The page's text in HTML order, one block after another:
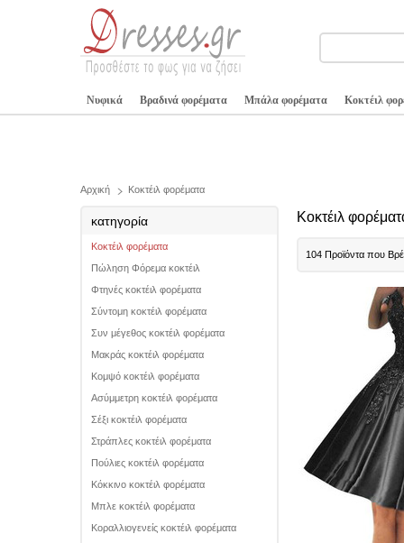
Νυφικά Βραδινά φορέματα Μπάλα φορέματα Κοκτέιλ
Αρχική Κοκτέιλ φορέματα
κατηγορία
Κοκτέιλ φορέματα
Πώληση Φόρεμα κοκτέιλ
Φτηνές κοκτέιλ φορέματα
Σύντομη κοκτέιλ φορέματα
Συν μέγεθος κοκτέιλ φορέματα
Μακράς κοκτέιλ φορέματα
Κομψό κοκτέιλ φορέματα
Ασύμμετρη κοκτέιλ φορέματα
Σέξι κοκτέιλ φορέματα
Στράπλες κοκτέιλ φορέματα
Πούλιες κοκτέιλ φορέματα
Κόκκινο κοκτέιλ φορέματα
Μπλε κοκτέιλ φορέματα
Κοραλλιογενείς κοκτέιλ φορέματα
Κοκτέιλ
104 Προϊόντα που